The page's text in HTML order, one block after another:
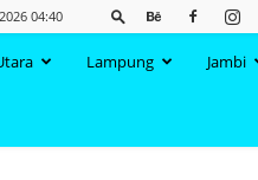
04:40
Lampung Jambi